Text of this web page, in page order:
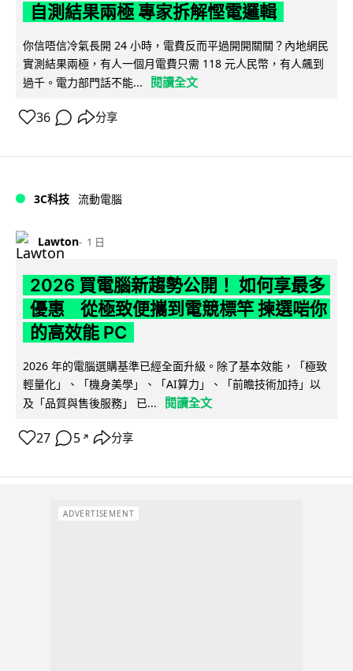
自測結果兩極 專家拆解慳電邏輯
你信唔信冷氣長開 24 小時，電費反而平過開開關關？內地網民
實測結果兩極，有人一個月電費只需 118 元人民幣，有人飆到
過千。電力部門話不能...
閱讀全文
36 分享
3C科技 流動電腦
Lawton 1 日
2026 買電腦新趨勢公開！ 如何享最多
優惠 從極致便攜到電競標竿 揀選啱你
的高效能 PC
2026 年的電腦選購基準已經全面升級。除了基本效能，「極致
輕量化」、「機身美學」、「AI算力」、「前瞻技術加持」以
及「品質與售後服務」 已...
閱讀全文
27 5 ↗ 分享
ADVERTISEMENT